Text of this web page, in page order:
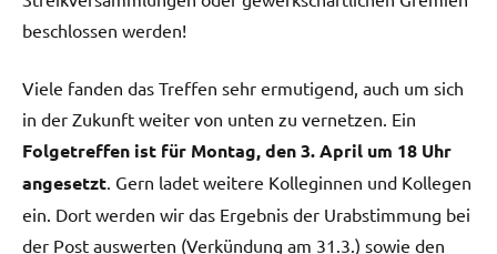
beschlossen werden!
Viele fanden das Treffen sehr ermutigend, auch um sich
in der Zukunft weiter von unten zu vernetzen. Ein
Folgetreffen ist für Montag, den 3. April um 18 Uhr
angesetzt. Gern ladet weitere Kolleginnen und Kollegen
ein. Dort werden wir das Ergebnis der Urabstimmung bei
der Post auswerten (Verkündung am 31.3.) sowie den